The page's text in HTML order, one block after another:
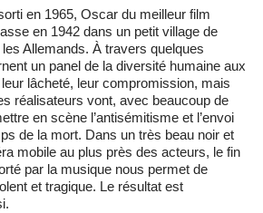
en 1942 dans un petit village de
Allemands. À travers quelques
un panel de la diversité humaine aux
lâcheté, leur compromission, mais
réalisateurs vont, avec beaucoup de
en scène l’antisémitisme et l’envoi
de la mort. Dans un très beau noir et
mobile au plus près des acteurs, le fin
par la musique nous permet de
et tragique. Le résultat est